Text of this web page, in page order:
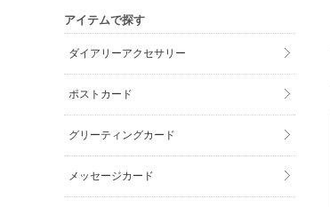
アイテムで探す
ダイアリーアクセサリー
ポストカード
グリーティングカード
メッセージカード